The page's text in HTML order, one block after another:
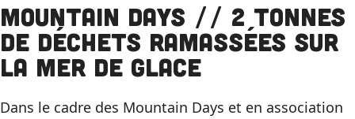
Mountain Days // 2 tonnes
de déchets ramassées sur
la Mer de Glace
Dans le cadre des Mountain Days et en association